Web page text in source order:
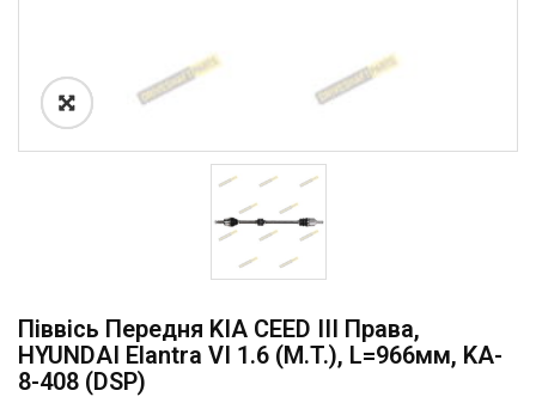
Піввісь Передня KIA CEED III Права,
HYUNDAI Elantra VI 1.6 (M.T.), L=966мм, KA-
8-408 (DSP)